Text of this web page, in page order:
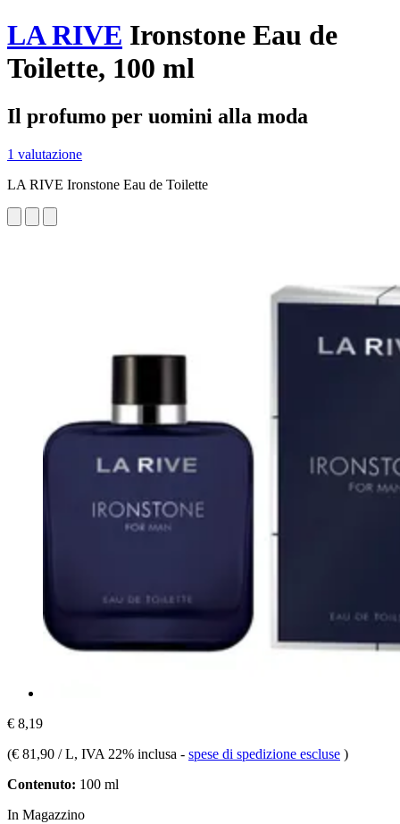
LA RIVE Ironstone Eau de
Toilette, 100 ml
Il profumo per uomini alla moda
1 valutazione
LA RIVE Ironstone Eau de Toilette
€ 8,19
(€ 81,90 / L, IVA 22% inclusa - spese di spedizione escluse )
Contenuto: 100 ml
In Magazzino